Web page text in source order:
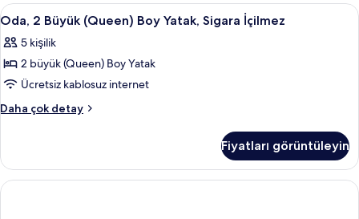
tüm
fotoğrafları
görün
Boy
Yatak,
İçilmez
hakkında
daha
fazla
detay
Oda,
2
Büyük
(Queen)
Boy
Yatak,
için
tüm
fotoğrafları
Oda, 2 Büyük (Queen) Boy Yatak,
3
Oda, 2 Büyük (Queen) Boy Yatak, Sigara İçilmez
5 kişilik
2 büyük (Queen) Boy Yatak
Ücretsiz kablosuz internet
Daha çok detay
Oda,
Boy
Yatak,
Sigara
Fiyatları görüntüleyin